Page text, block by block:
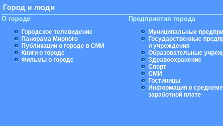
Город и люди
О городе
Городское телевидение
Панорама Мирного
Публикации о городе в СМИ
Книги о городе
Фильмы о городе
Предприятия города
Муниципальные
Государственные
и учреждения
Образовательные
Здравоохранение
Спорт
СМИ
Гостиницы
Информация о
заработной плате